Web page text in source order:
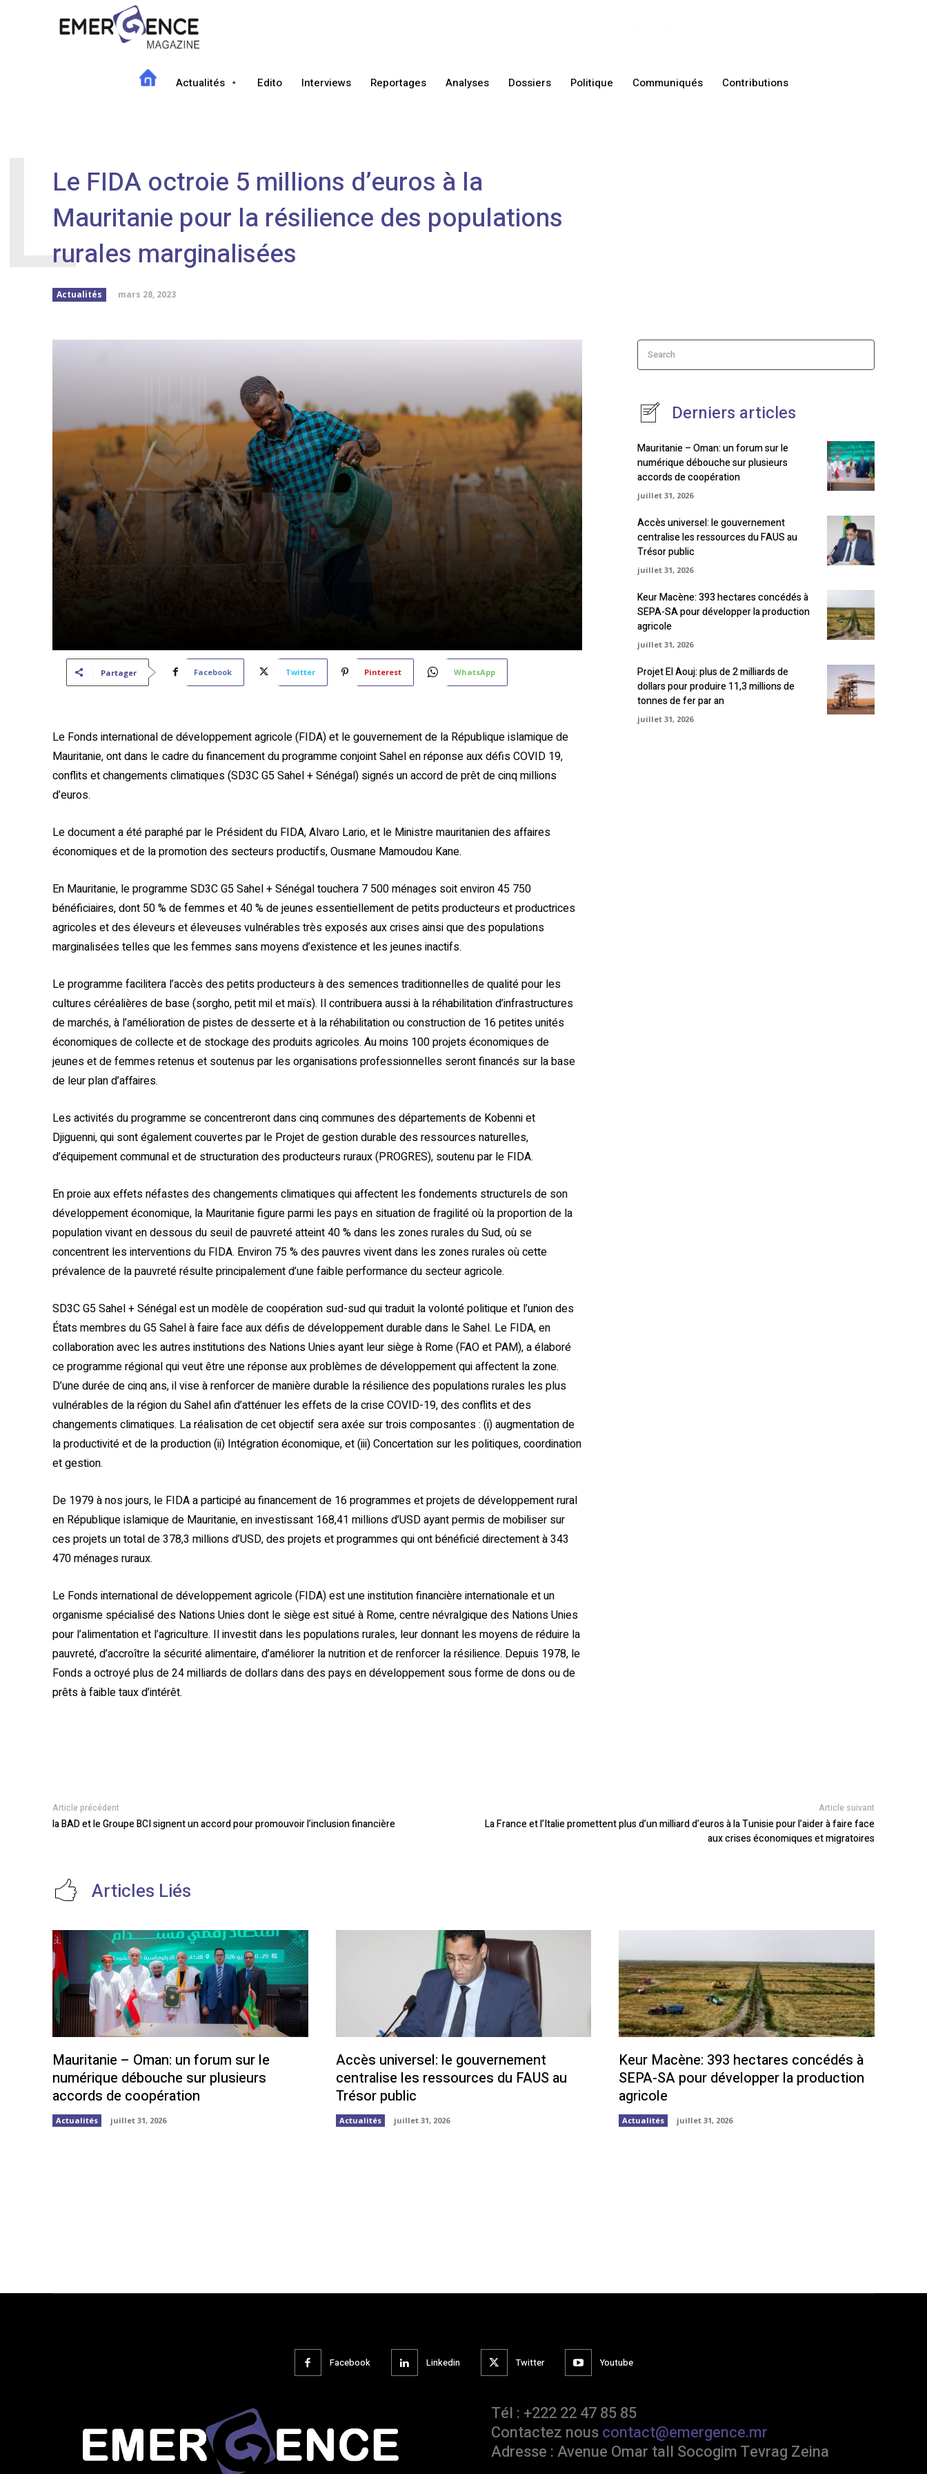
Actualités Edito Interviews Reportages Analyses Dossiers Politique Communiqués Contributions
Le FIDA octroie 5 millions d’euros à la
Mauritanie pour la résilience des populations
rurales marginalisées
Actualités mars 28, 2023
Partager Facebook Twitter Pinterest WhatsApp
Le Fonds international de développement agricole (FIDA) et le gouvernement de la République islamique de
Mauritanie, ont dans le cadre du financement du programme conjoint Sahel en réponse aux défis COVID 19,
conflits et changements climatiques (SD3C G5 Sahel + Sénégal) signés un accord de prêt de cinq millions
d’euros.
Le document a été paraphé par le Président du FIDA, Alvaro Lario, et le Ministre mauritanien des affaires
économiques et de la promotion des secteurs productifs, Ousmane Mamoudou Kane.
En Mauritanie, le programme SD3C G5 Sahel + Sénégal touchera 7 500 ménages soit environ 45 750
bénéficiaires, dont 50 % de femmes et 40 % de jeunes essentiellement de petits producteurs et productrices
agricoles et des éleveurs et éleveuses vulnérables très exposés aux crises ainsi que des populations
marginalisées telles que les femmes sans moyens d’existence et les jeunes inactifs.
Le programme facilitera l’accès des petits producteurs à des semences traditionnelles de qualité pour les
cultures céréalières de base (sorgho, petit mil et maïs). Il contribuera aussi à la réhabilitation d’infrastructures
de marchés, à l’amélioration de pistes de desserte et à la réhabilitation ou construction de 16 petites unités
économiques de collecte et de stockage des produits agricoles. Au moins 100 projets économiques de
jeunes et de femmes retenus et soutenus par les organisations professionnelles seront financés sur la base
de leur plan d’affaires.
Les activités du programme se concentreront dans cinq communes des départements de Kobenni et
Djiguenni, qui sont également couvertes par le Projet de gestion durable des ressources naturelles,
d’équipement communal et de structuration des producteurs ruraux (PROGRES), soutenu par le FIDA.
En proie aux effets néfastes des changements climatiques qui affectent les fondements structurels de son
développement économique, la Mauritanie figure parmi les pays en situation de fragilité où la proportion de la
population vivant en dessous du seuil de pauvreté atteint 40 % dans les zones rurales du Sud, où se
concentrent les interventions du FIDA. Environ 75 % des pauvres vivent dans les zones rurales où cette
prévalence de la pauvreté résulte principalement d’une faible performance du secteur agricole.
SD3C G5 Sahel + Sénégal est un modèle de coopération sud-sud qui traduit la volonté politique et l’union des
États membres du G5 Sahel à faire face aux défis de développement durable dans le Sahel. Le FIDA, en
collaboration avec les autres institutions des Nations Unies ayant leur siège à Rome (FAO et PAM), a élaboré
ce programme régional qui veut être une réponse aux problèmes de développement qui affectent la zone.
D’une durée de cinq ans, il vise à renforcer de manière durable la résilience des populations rurales les plus
vulnérables de la région du Sahel afin d’atténuer les effets de la crise COVID-19, des conflits et des
changements climatiques. La réalisation de cet objectif sera axée sur trois composantes : (i) augmentation de
la productivité et de la production (ii) Intégration économique, et (iii) Concertation sur les politiques, coordination
et gestion.
De 1979 à nos jours, le FIDA a participé au financement de 16 programmes et projets de développement rural
en République islamique de Mauritanie, en investissant 168,41 millions d’USD ayant permis de mobiliser sur
ces projets un total de 378,3 millions d’USD, des projets et programmes qui ont bénéficié directement à 343
470 ménages ruraux.
Le Fonds international de développement agricole (FIDA) est une institution financière internationale et un
organisme spécialisé des Nations Unies dont le siège est situé à Rome, centre névralgique des Nations Unies
pour l’alimentation et l’agriculture. Il investit dans les populations rurales, leur donnant les moyens de réduire la
pauvreté, d’accroître la sécurité alimentaire, d’améliorer la nutrition et de renforcer la résilience. Depuis 1978, le
Fonds a octroyé plus de 24 milliards de dollars dans des pays en développement sous forme de dons ou de
prêts à faible taux d’intérêt.
Search
Derniers articles
Mauritanie – Oman: un forum sur le
numérique débouche sur plusieurs
accords de coopération
juillet 31, 2026
Accès universel: le gouvernement
centralise les ressources du FAUS au
Trésor public
juillet 31, 2026
Keur Macène: 393 hectares concédés à
SEPA-SA pour développer la production
agricole
juillet 31, 2026
Projet El Aouj: plus de 2 milliards de
dollars pour produire 11,3 millions de
tonnes de fer par an
juillet 31, 2026
Article précédent
la BAD et le Groupe BCI signent un accord pour promouvoir l’inclusion financière
Article suivant
La France et l’Italie promettent plus d’un milliard d’euros à la Tunisie pour l’aider à faire face
aux crises économiques et migratoires
Articles Liés
Mauritanie – Oman: un forum sur le
numérique débouche sur plusieurs
accords de coopération
Actualités juillet 31, 2026
Accès universel: le gouvernement
centralise les ressources du FAUS au
Trésor public
Actualités juillet 31, 2026
Keur Macène: 393 hectares concédés à
SEPA-SA pour développer la production
agricole
Actualités juillet 31, 2026
Facebook Linkedin Twitter Youtube
Tél : +222 22 47 85 85
Contactez nouscontact@emergence.mr
Adresse : Avenue Omar tall Socogim Tevrag Zeina